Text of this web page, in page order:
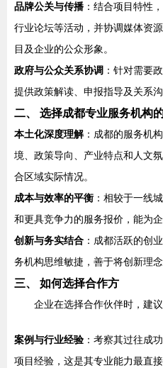
品牌公关与传播 ：结合项目特性
行业论坛等活动，并协调媒体资
目及企业的公众形象。
政府与公众关系协调 ：针对需要
提供政策解读、申报指导及关系
二、 选择成都专业服务机构
本土化深度理解：成都的服务机
境、政策导向、产业特点和人文
合区域实际情况。
成本与效率的平衡 ：相较于一线
和更具竞争力的服务报价，能为
创新与务实结合 ：成都活跃的创
务机构思维敏捷，善于将创新理
三、 如何选择合作方
企业在选择合作伙伴时，建
案例与行业经验 ：考察其过往成
项目经验，这是其专业能力最直接